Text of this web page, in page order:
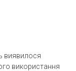
виявилося
використання